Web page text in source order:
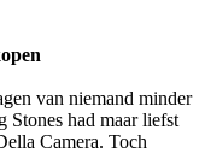
van niemand minder
Stones had maar liefst
Camera. Toch